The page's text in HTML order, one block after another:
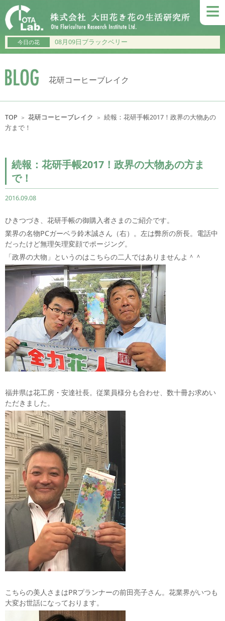
≡
今日の花 08月09日ブラックベリー
花研コーヒーブレイク
TOP ＞ 花研コーヒーブレイク ＞ 続報：花研手帳2017！政界の大物あの
方まで！
続報：花研手帳2017！政界の大物あの方ま
で！
2016.09.08
ひきつづき、花研手帳の御購入者さまのご紹介です。
業界の名物PCガーベラ鈴木誠さん（右）。左は弊所の所長。電話中
だったけど無理矢理変顔でポージング。
「政界の大物」というのはこちらの二人ではありませんよ＾＾
福井県は花工房・安達社長。従業員様分も合わせ、数十冊お求めい
ただきました。
こちらの美人さまはPRプランナーの前田亮子さん。花業界がいつも
大変お世話になっております。